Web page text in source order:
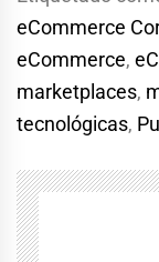
eCommerce
eCommerce,
marketplaces,
tecnológicas,